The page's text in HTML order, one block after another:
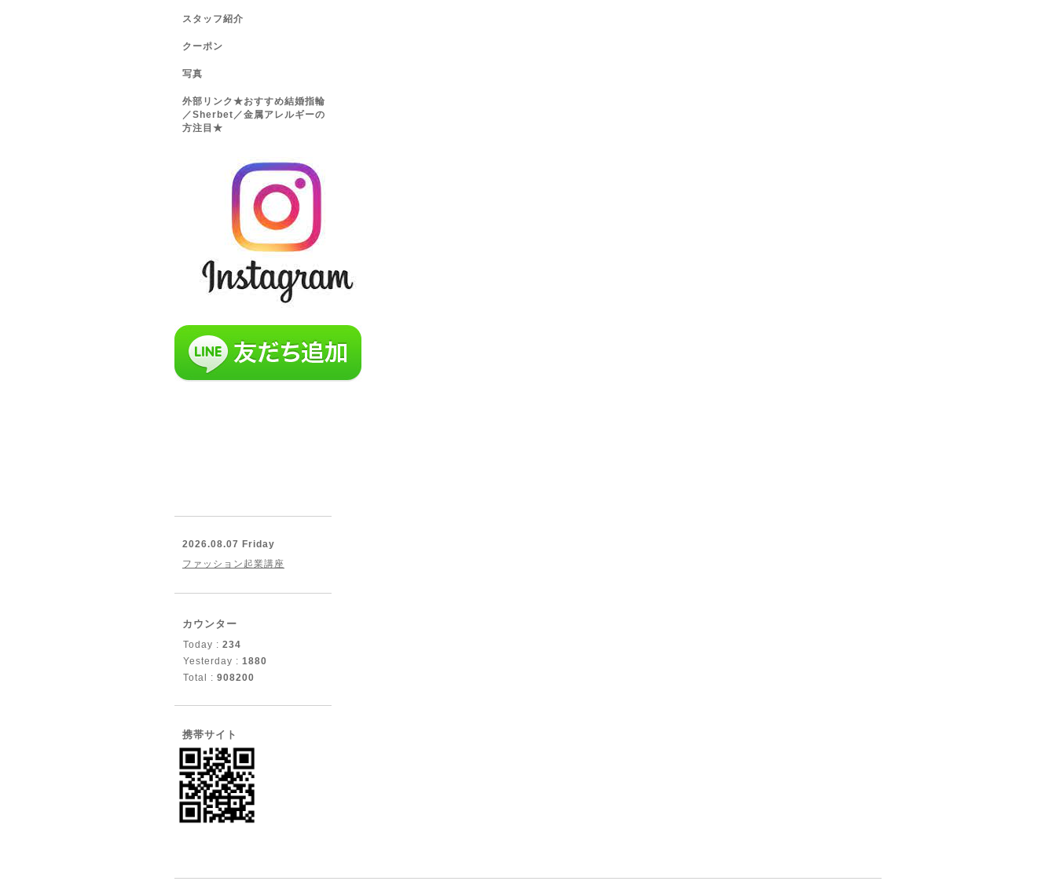
スタッフ紹介
クーポン
写真
外部リンク★おすすめ結婚指輪
／Sherbet／金属アレルギーの
方注目★
2026.08.07 Friday
ファッション起業講座
カウンター
Today : 234
Yesterday : 1880
Total : 908200
携帯サイト